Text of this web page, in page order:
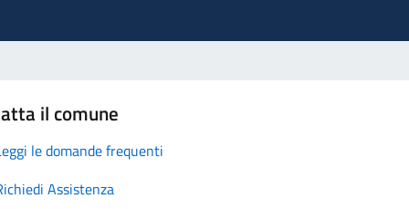
il comune
le domande frequenti
Assistenza